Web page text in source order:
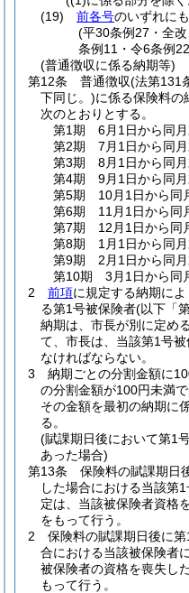
(19)
前各号のいずれに
(平30条例27・全
条例11・令6条例
(普通徴収に係る納期等)
第12条
普通徴収(法第131
下同じ。)に係る保険料の
次のとおりとする。
第1期 6月1日から同月
第2期 7月1日から同月
第3期 8月1日から同月
第4期 9月1日から同月
第5期 10月1日から同
第6期 11月1日から同
第7期 12月1日から同
第8期 1月1日から同月
第9期 2月1日から同月
第10期 3月1日から同
2
前項に規定する納期に
る第1号被保険者(以下「
納期は、市長が別に定め
て、市長は、当該第1号
なければならない。
3
納期ごとの分割金額に
の分割金額が100円未満
その金額を最初の納期に
る。
(賦課期日後において第1
あった場合)
第13条
保険料の賦課期日
した場合における当該第
定は、当該被保険者資格
をもって行う。
2
保険料の賦課期日後に
合における当該被保険者
被保険者の資格を喪失し
もって行う。